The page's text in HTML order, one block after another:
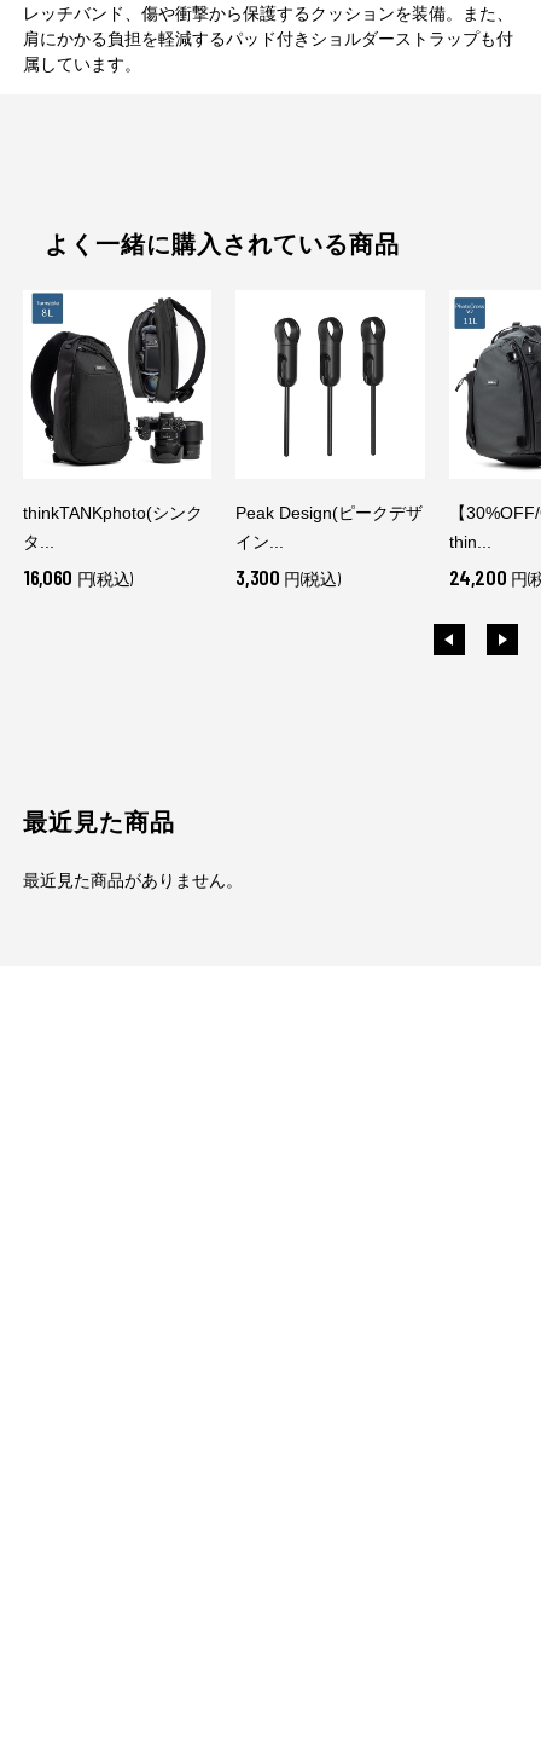
レッチバンド、傷や衝撃から保護するクッションを装備。また、
肩にかかる負担を軽減するパッド付きショルダーストラップも付
属しています。
よく一緒に購入されている商品
thinkTANKphoto(シンク
タ...
16,060 円(税込)
Peak Design(ピークデザ
イン...
3,300 円(税込)
【
thin...
24,200 円(
最近見た商品
最近見た商品がありません。